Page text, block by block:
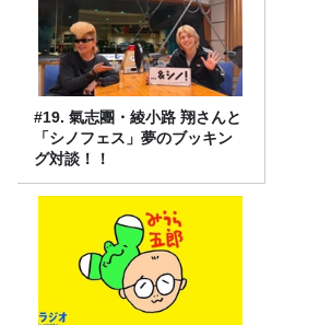
#19. 氣志團・綾小路 翔さんと
「シノフェス」夢のブッキン
グ対談！！